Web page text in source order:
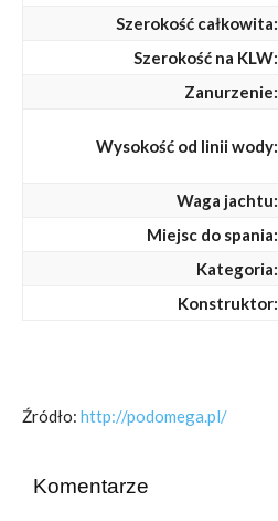
Szerokość całkowita:
Szerokość na KLW:
Zanurzenie:
Wysokość od linii wody:
Waga jachtu:
Miejsc do spania:
Kategoria:
Konstruktor:
Źródło: http://podomega.pl/
Komentarze